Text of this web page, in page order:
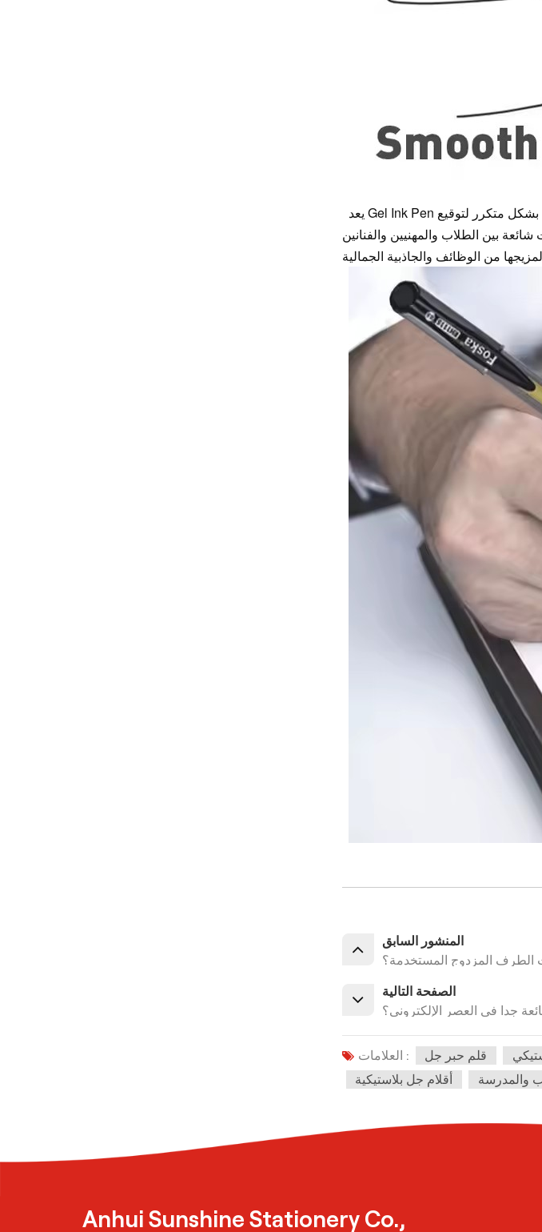
يعد Gel Ink Pen مثاليًا لمهام الكتابة اليومية ، وشعبية في مجال الكتابة والكتابة الإبداعية. يتم استخدامه بشكل متكرر لتوقيع
بين الطلاب والمهنيين والفنانين
المنشور السابق
الطرف المزدوج المستخدمة؟
الصفحة التالية
جدا في العصر الإلكتروني؟
العلامات : قلم حبر جل
أقلام جل بلاستيكية
والمدرسة
Anhui Sunshine Stationery Co.,